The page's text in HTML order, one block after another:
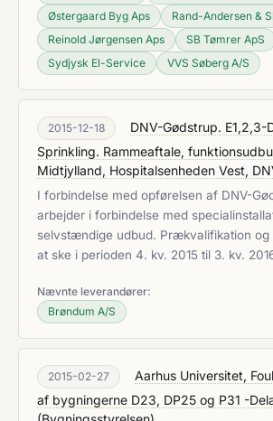
Østergaard Byg Aps
Rand-Andersen &
Reinold Jørgensen Aps
SB Tømrer ApS
Sydjysk El-Service
VVS Søberg A/S
2015-12-18
DNV-Gødstrup. E1,2,3-
Sprinkling. Rammeaftale,
Midtjylland, Hospitalsenheden Vest,
I forbindelse med opførelsen af DNV-
arbejder i forbindelse med
selvstændige udbud. Prækvalifikation
at ske i perioden 4. kv. 2015 til 3. kv.
Nævnte leverandører:
Brøndum A/S
2015-02-27
Aarhus Universitet,
af bygningerne D23, DP25 og P31 -